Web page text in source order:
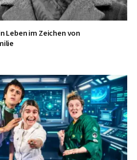
Leben im Zeichen von